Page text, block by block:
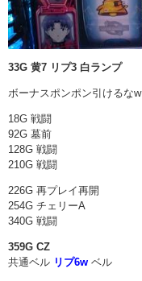
33G 黄7 リプ3 白ランプ
ボーナスポンポン引けるなw
18G 戦闘
92G 墓前
128G 戦闘
210G 戦闘
226G 再プレイ再開
254G チェリーA
340G 戦闘
359G CZ
共通ベル リプ6w ベル